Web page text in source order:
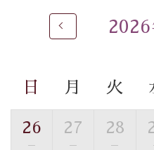
・夕食は地産地消の創作
【温泉】
の効果が高い、極めて希
日 月 火
26
—
27
—
28
—